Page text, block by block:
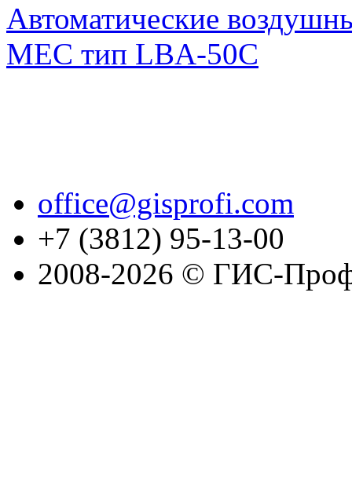
Автоматические
MEC тип LBA-50C
office@gisprofi.com
+7 (3812) 95-13-00
2008-2026 © ГИС-